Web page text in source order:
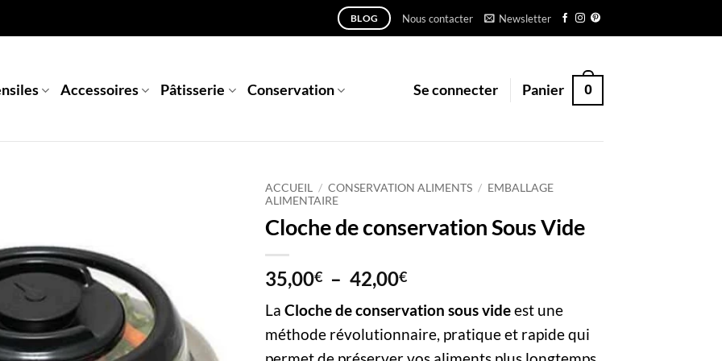
BLOG Nous contacter Newsletter
Accessoires Pâtisserie Conservation Se connecter Panier 0
ACCUEIL / CONSERVATION ALIMENTS / EMBALLAGE
ALIMENTAIRE
Cloche de conservation Sous Vide
35,00€ – 42,00€Plage
prix :
35,00€
à
La Cloche de conservation sous videest une
méthode révolutionnaire, pratique et rapide qui